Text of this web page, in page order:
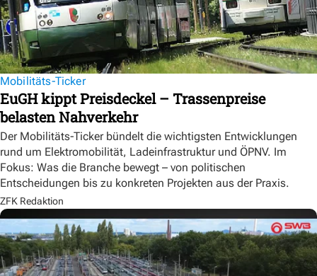
Mobilitäts-Ticker
EuGH kippt Preisdeckel – Trassenpreise
belasten Nahverkehr
Der Mobilitäts-Ticker bündelt die wichtigsten Entwicklungen
rund um Elektromobilität, Ladeinfrastruktur und ÖPNV. Im
Fokus: Was die Branche bewegt – von politischen
Entscheidungen bis zu konkreten Projekten aus der Praxis.
ZFK Redaktion